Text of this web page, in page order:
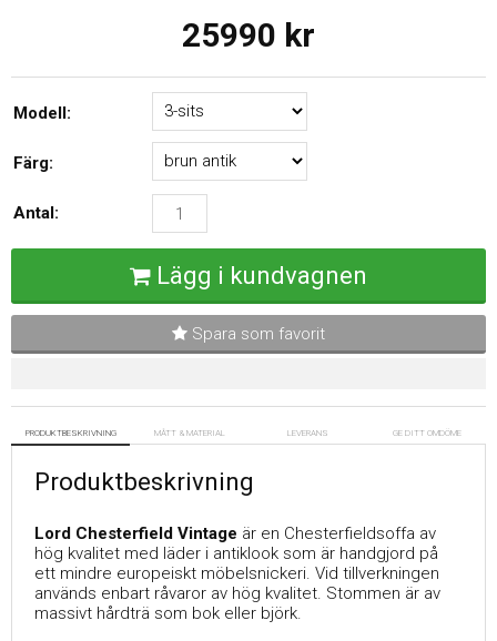
25990 kr
Modell:
Färg:
Antal:
Lägg i kundvagnen
Spara som favorit
PRODUKTBESKRIVNING MÅTT & MATERIAL LEVERANS GE DITT OMDÖME
Produktbeskrivning
Lord Chesterfield Vintage är en Chesterfieldsoffa av
hög kvalitet med läder i antiklook som är handgjord på
ett mindre europeiskt möbelsnickeri. Vid tillverkningen
används enbart råvaror av hög kvalitet. Stommen är av
massivt hårdträ som bok eller björk.